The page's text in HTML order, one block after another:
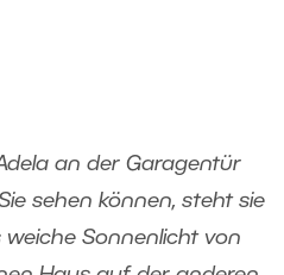
an der Garagentür
sehen können, steht sie
Sonnenlicht von